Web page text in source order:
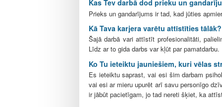
Kas Tev darbā dod prieku un
Prieks un gandarījums ir tad, kad jūties
Kā Tava karjera varētu attīstīties tālāk?
Šajā darbā vari attīstīt profesionalitāti,
Līdz ar to gida darbs var kļūt par
Ko Tu ieteiktu jauniešiem, kuri vēlas
Es ieteiktu saprast, vai esi šim darbam
vai esi ar mieru upurēt arī savu personīgo
ir jābūt pacietīgam, jo tad nereti šķiet, ka